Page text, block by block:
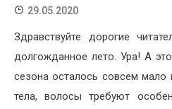
29.05.2020
Здравствуйте дорогие
долгожданное лето. Ура! А
сезона осталось совсем
тела, волосы требуют